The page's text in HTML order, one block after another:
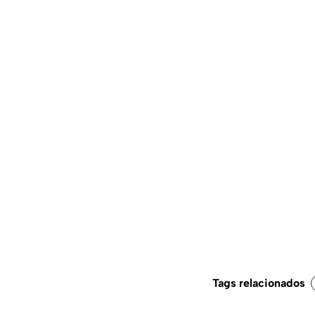
Tags relacionados